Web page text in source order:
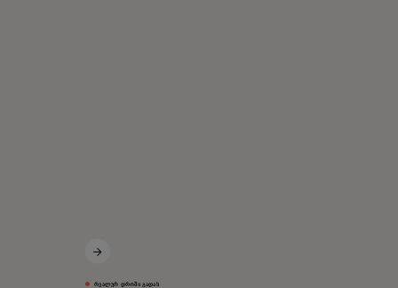
ᲠᲔᲐᲚᲣᲠ ᲓᲠᲝᲨᲘ ᲒᲐᲓᲐᲮ